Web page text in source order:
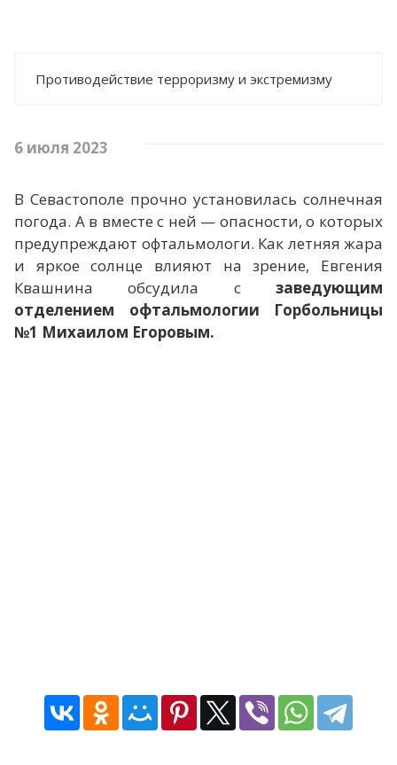
Противодействие терроризму и экстремизму
6 июля 2023
В Севастополе прочно установилась солнечная
погода. А в вместе с ней — опасности, о которых
предупреждают офтальмологи. Как летняя жара
и яркое солнце влияют на зрение, Евгения
Квашнина обсудила сзаведующим
отделением офтальмологии Горбольницы
№1 Михаилом Егоровым.
ИНФОРМАЦИЯ ДЛЯ ПУБЛИЧНОГО
ОБСУЖДЕНИЯ
НАЦИОНАЛЬНЫЕ ПРОЕКТЫ
"ПРОДОЛЖИТЕЛЬНАЯ И АКТИВНАЯ ЖИЗНЬ"
НАЦИОНАЛЬНЫЙ ПРОЕКТ "СЕМЬЯ"
ДОКУМЕНТЫ
НОРМАТИВНО-ПРАВОВЫЕ АКТЫ РФ
НОРМАТИВНО-ПРАВОВЫЕ АКТЫ
ПРОТИВОДЕЙСТВИЕ ТЕРРОРИЗМУ И
ЭКСТРЕМИЗМУ